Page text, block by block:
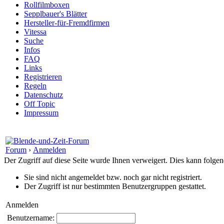
Rollfilmboxen
Sepplbauer's Blätter
Hersteller-für-Fremdfirmen
Vitessa
Suche
Infos
FAQ
Links
Registrieren
Regeln
Datenschutz
Off Topic
Impressum
Forum › Anmelden
Der Zugriff auf diese Seite wurde Ihnen verweigert. Dies kann
Sie sind nicht angemeldet bzw. noch gar nicht registriert.
Der Zugriff ist nur bestimmten Benutzergruppen gestattet.
Anmelden
Benutzername: